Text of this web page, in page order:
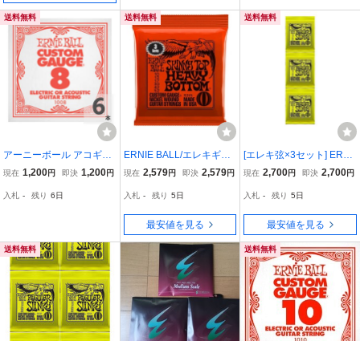
送料無料
アーニーボール アコギ弦
/ エレキギター弦 バラ 6本
PLAIN STEEL ギター 弦
現在 1,200円 即決 1,200円
入札 - 残り 6日
送料無料
ERNIE BALL/エレキギタ
ー弦 3セットパック 3215
現在 2,579円 即決 2,579円
入札 - 残り 5日
最安値を見る
送料無料
[エレキ弦×3セット] ERNI
E BALL 2221 ×3 REGUL
ーボール 定番エレキギタ
ー弦 レギュラースリンキ
現在 2,700円 即決 2,700円
入札 - 残り 5日
最安値を見る
送料無料 送料無料